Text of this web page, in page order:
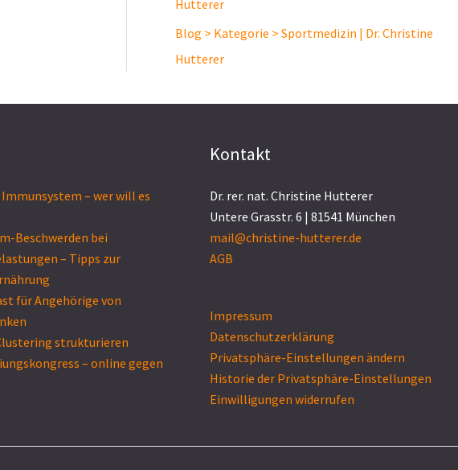
Hutterer
Blog > Kategorie > Sportmedizin | Dr. Christine
Hutterer
– wer will es
Beschwerden bei
– Tipps zur
für Angehörige von
strukturieren
– online gegen
Kontakt
Dr. rer. nat. Christine Hutterer
Untere Grasstr. 6 | 81541 München
mail@christine-hutterer.de
AGB
Impressum
Datenschutzerklärung
Privatsphäre-Einstellungen ändern
Historie der Privatsphäre-Einstellungen
Einwilligungen widerrufen